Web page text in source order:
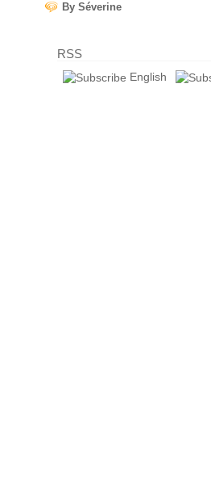
By Séverine
RSS
English